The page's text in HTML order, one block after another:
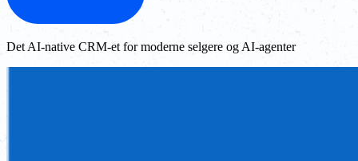
Det AI-native CRM-et for moderne selgere og AI-agenter